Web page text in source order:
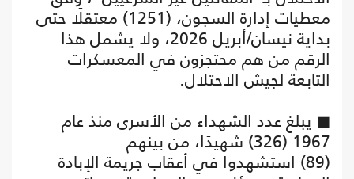
معطيات إدارة السجون، (1251) معتقلًا حتى
بداية نيسان/أبريل 2026، ولا يشمل هذا
الرقم من هم محتجزون في المعسكرات
التابعة لجيش الاحتلال.
◼ يبلغ عدد الشهداء من الأسرى منذ عام
1967 (326) شهيدًا، من بينهم
(89) استشهدوا في أعقاب جريمة الإبادة